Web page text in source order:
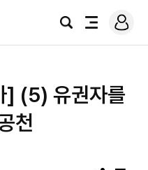
검
전
로
그
] (5) 유권자를
천